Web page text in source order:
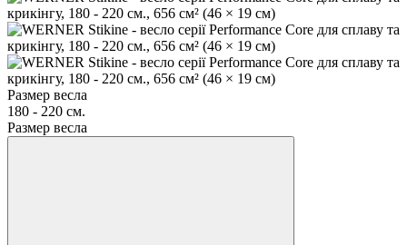
Размер весла
180 - 220 см.
Размер весла